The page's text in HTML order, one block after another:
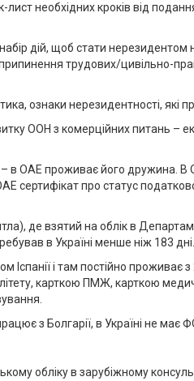
необхідних кроків від
дій, щоб стати
припинення трудових/цивільно-
ознаки нерезидентності, які
ООН з комерційних питань –
в ОАЕ проживає його дружина. В
сертифікат про статус
де взятий на облік в
в Україні менше ніж 183 дні.
Іспанії і там постійно
карткою ПМЖ, карткою
з Болгарії, в Україні не має
обліку в зарубіжному